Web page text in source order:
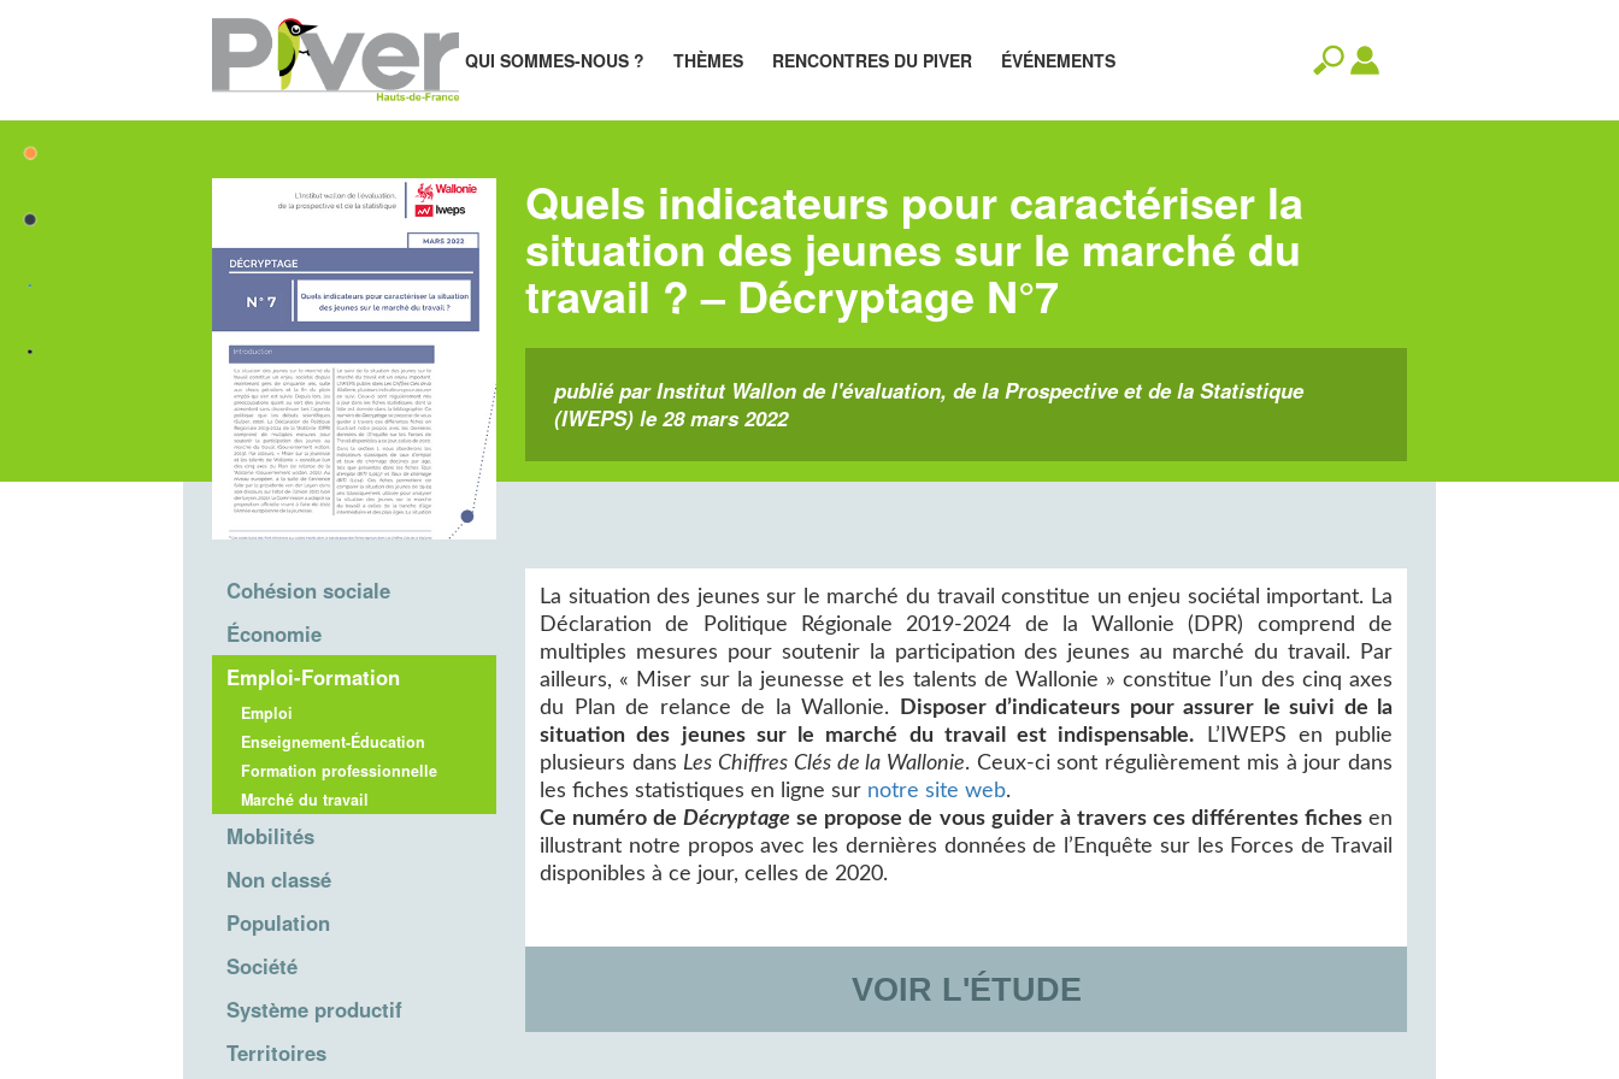
QUI SOMMES-NOUS ? THÈMES RENCONTRES DU PIVER ÉVÉNEMENTS
Quels indicateurs pour caractériser la
situation des jeunes sur le marché du
travail ? – Décryptage N°7
publié par Institut Wallon de l'évaluation, de la Prospective et de la Statistique
(IWEPS) le 28 mars 2022
Cohésion sociale
Économie
Emploi-Formation
Emploi
Enseignement-Éducation
Formation professionnelle
Marché du travail
Mobilités
Non classé
Population
Société
Système productif
Territoires
La situation des jeunes sur le marché du travail constitue un enjeu sociétal important. La
Déclaration de Politique Régionale 2019-2024 de la Wallonie (DPR) comprend de
multiples mesures pour soutenir la participation des jeunes au marché du travail. Par
ailleurs, « Miser sur la jeunesse et les talents de Wallonie » constitue l’un des cinq axes
du Plan de relance de la Wallonie.
Disposer d’indicateurs pour assurer le suivi de la
situation des jeunes sur le marché du travail est indispensable. L’IWEPS en publie
plusieurs dans Les Chiffres Clés de la Wallonie. Ceux-ci sont régulièrement mis à jour dans
les fiches statistiques en ligne sur notre site web.
Ce numéro deDécryptage se propose de vous guider à travers ces différentes fichesen
illustrant notre propos avec les dernières données de l’Enquête sur les Forces de Travail
disponibles à ce jour, celles de 2020.
VOIR L'ÉTUDE